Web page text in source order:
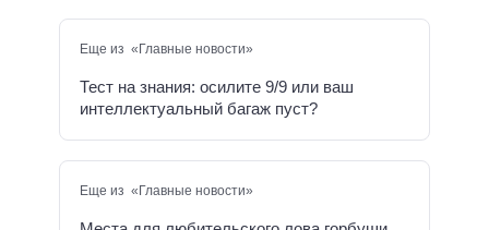
Еще из «Главные новости»
Тест на знания: осилите 9/9 или ваш
интеллектуальный багаж пуст?
Еще из «Главные новости»